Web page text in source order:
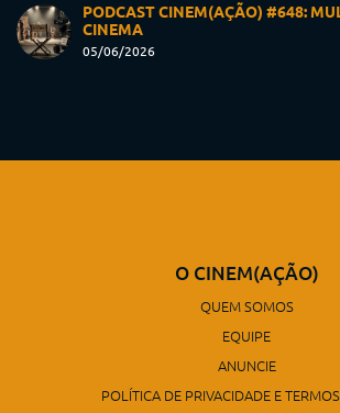
PODCAST CINEM(AÇÃO) #648:
CINEMA
05/06/2026
O CINEM(AÇÃO)
QUEM SOMOS
EQUIPE
ANUNCIE
POLÍTICA DE PRIVACIDADE E